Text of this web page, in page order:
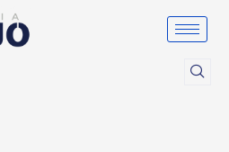
por
los
últimos